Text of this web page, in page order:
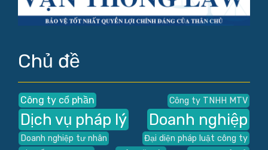
Chủ đề
Công ty cổ phần Công ty TNHH MTV
Dịch vụ pháp lý Doanh nghiệp
Doanh nghiệp tư nhân Đại diện pháp luật công ty